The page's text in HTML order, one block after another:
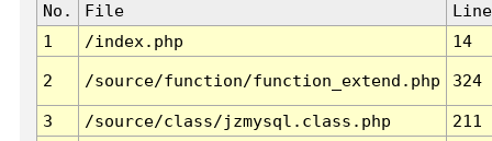
No. File
Line
1
/index.php 14
2 /source/function/function_extend.php 324
3 /source/class/jzmysql.class.php
211